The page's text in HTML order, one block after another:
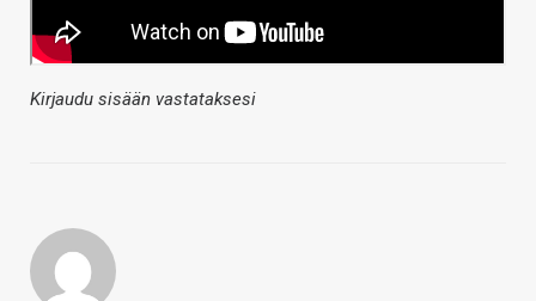
Kirjaudu sisään vastataksesi